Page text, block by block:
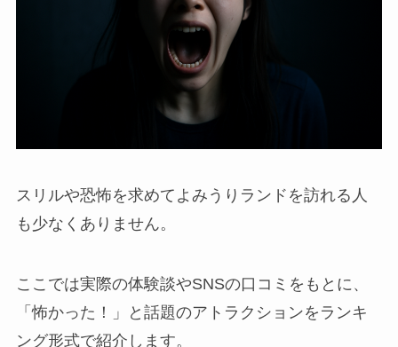
スリルや恐怖を求めてよみうりランドを訪れる人
も少なくありません。
ここでは実際の体験談やSNSの口コミをもとに、
「怖かった！」と話題のアトラクションをランキ
ング形式で紹介します。